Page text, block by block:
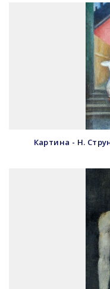
Картина - Н.